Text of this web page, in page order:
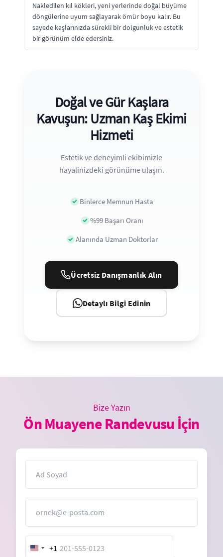
Nakledilen kıl kökleri, yeni yerlerinde doğal büyüme
döngülerine uyum sağlayarak ömür boyu kalır. Bu
sayede kaşlarınızda sürekli bir dolgunluk ve estetik
bir görünüm elde edersiniz.
Doğal ve Gür Kaşlara
Kavuşun: Uzman Kaş Ekimi
Hizmeti
Estetik ve deneyimli ekibimizle
hayalinizdeki görünüme ulaşın.
Binlerce Memnun Hasta
%99 Başarı Oranı
Alanında Uzman Doktorlar
Ücretsiz Danışmanlık Alın
Detaylı Bilgi Edinin
Bize Yazın
Ön Muayene Randevusu İçin
United
+1